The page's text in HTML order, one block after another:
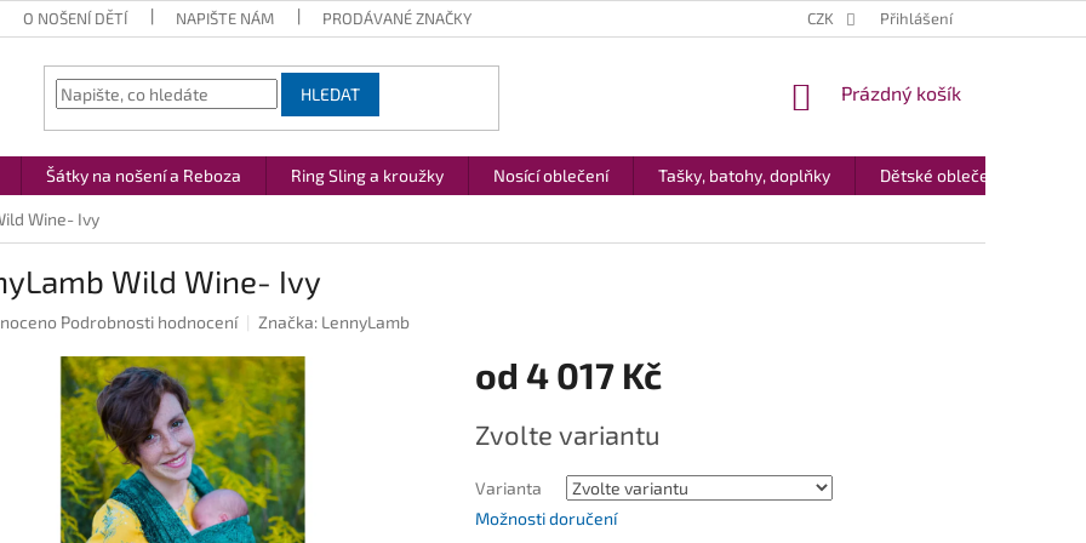
O NOŠENÍ DĚTÍ NAPIŠTE NÁM PRODÁVANÉ ZNAČKY CZK Přihlášení
HLEDAT
NÁKUPNÍ
Prázdný košík
Šátky na nošení a Reboza Ring Sling a kroužky Nosící oblečení Tašky, batohy, doplňky Dětské oblečení
Wine- Ivy
Wild Wine- Ivy
Podrobnosti hodnocení Značka: LennyLamb
od 4 017 Kč
cena:
Zvolte variantu
Varianta
Možnosti doručení